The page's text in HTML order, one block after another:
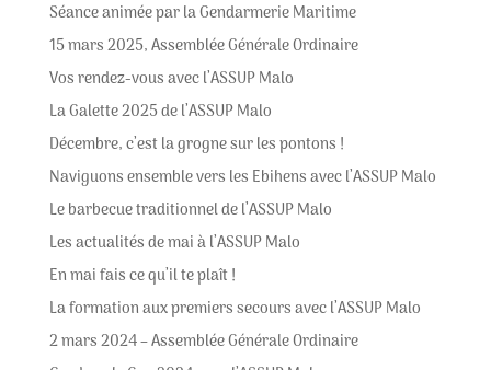
Séance animée par la Gendarmerie Maritime
15 mars 2025, Assemblée Générale Ordinaire
Vos rendez-vous avec l’ASSUP Malo
La Galette 2025 de l’ASSUP Malo
Décembre, c’est la grogne sur les pontons !
Naviguons ensemble vers les Ebihens avec l’ASSUP Malo
Le barbecue traditionnel de l’ASSUP Malo
Les actualités de mai à l’ASSUP Malo
En mai fais ce qu’il te plaît !
La formation aux premiers secours avec l’ASSUP Malo
2 mars 2024 – Assemblée Générale Ordinaire